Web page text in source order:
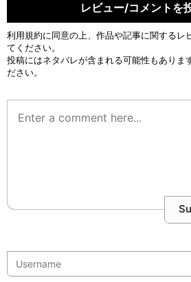
レビュー/コメントを
利用規約に同意の上、作品や記事に関するレ
てください。
投稿にはネタバレが含まれる可能性もありま
ださい。